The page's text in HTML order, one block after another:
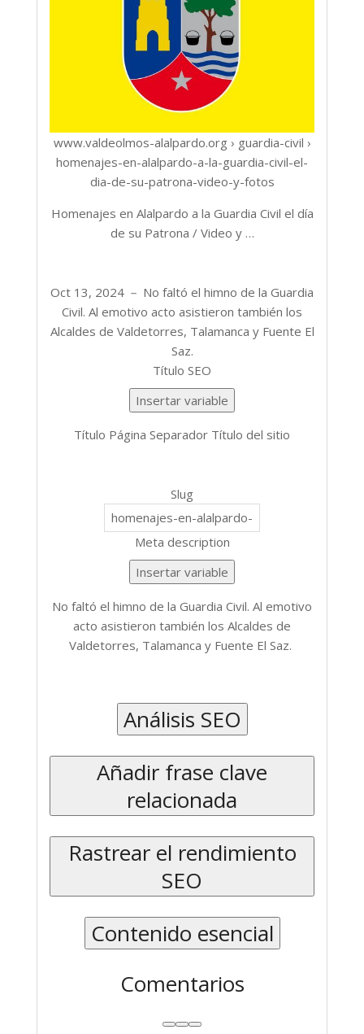
www.valdeolmos-alalpardo.org › guardia-civil ›
homenajes-en-alalpardo-a-la-guardia-civil-el-
dia-de-su-patrona-video-y-fotos
Vista
previa
SEO:
Homenajes en Alalpardo a la Guardia Civil el día
de su Patrona / Video y …
de
la
meta
description:
Oct 13, 2024 － No faltó el himno de la Guardia
Civil. Al emotivo acto asistieron también los
Alcaldes de Valdetorres, Talamanca y Fuente El
Saz.
Título SEO
Insertar variable
Título Página Separador Título del sitio
Slug
Meta description
Insertar variable
No faltó el himno de la Guardia Civil. Al emotivo
acto asistieron también los Alcaldes de
Valdetorres, Talamanca y Fuente El Saz.
Análisis SEO
frase
objetivo
para
la
puntuación
Añadir frase clave
relacionada
Rastrear el rendimiento
SEO
Contenido esencial
Comentarios